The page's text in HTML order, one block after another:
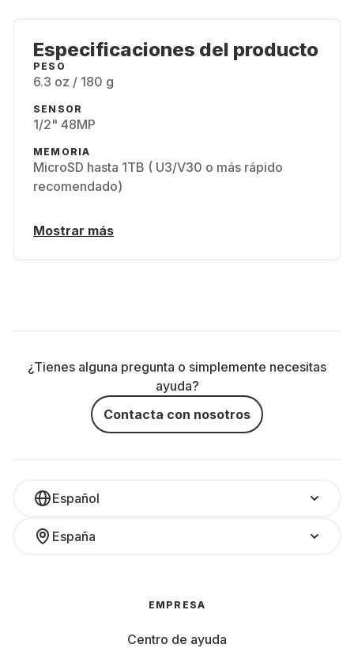
Especificaciones del producto
PESO
6.3 oz / 180 g
SENSOR
1/2" 48MP
MEMORIA
MicroSD hasta 1TB ( U3/V30 o más rápido
recomendado)
Mostrar más
¿Tienes alguna pregunta o simplemente necesitas
ayuda?
Contacta con nosotros
Español
España
EMPRESA
Centro de ayuda